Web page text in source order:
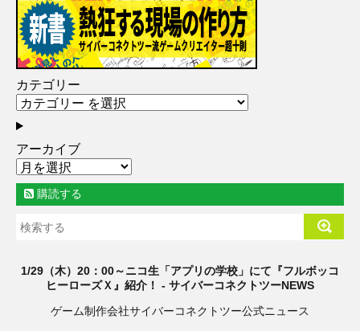
カテゴリー
アーカイブ
購読する
1/29（木）20：00～ニコ生「アプリの学校」にて『フルボッコ
ヒーローズＸ』紹介！ - サイバーコネクトツーNEWS
ゲーム制作会社サイバーコネクトツー公式ニュース